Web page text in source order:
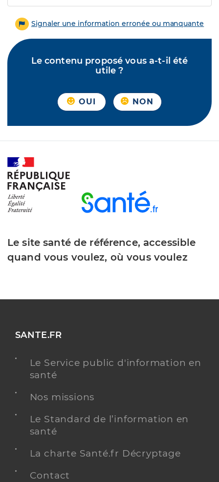
Signaler une information erronée ou manquante
Le contenu proposé vous a-t-il été
utile ?
OUI NON
Le site santé de référence, accessible
quand vous voulez, où vous voulez
SANTE.FR
Le Service public d'information en
santé
Nos missions
Le Standard de l’information en
santé
La charte Santé.fr Décryptage
Contact